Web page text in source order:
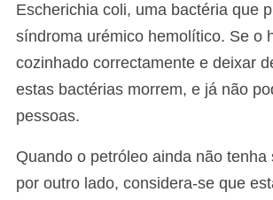
Escherichia coli, uma bactéria que
síndroma urémico hemolítico. Se o
cozinhado correctamente e deixar
estas bactérias morrem, e já não
pessoas.
Quando o petróleo ainda não tenha
por outro lado, considera-se que